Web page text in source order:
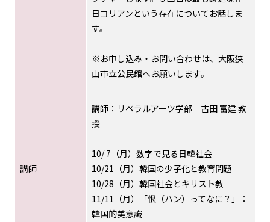
日コリアンという存在についてお話しま
す。
※お申し込み・お問い合わせは、大阪狭
山市立公民館へお願いします。
講師
講師：リベラルアーツ学部 古田 富建 教
授
10/ 7（月）数字で見る日韓社会
10/21（月）韓国の少子化と教育問題
10/28（月）韓国社会とキリスト教
11/11（月）「恨（ハン）ってなに？」：
韓国的美意識